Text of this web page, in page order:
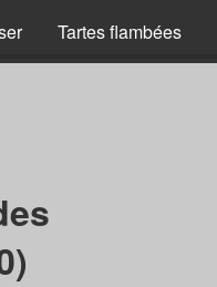
Tartes flambées